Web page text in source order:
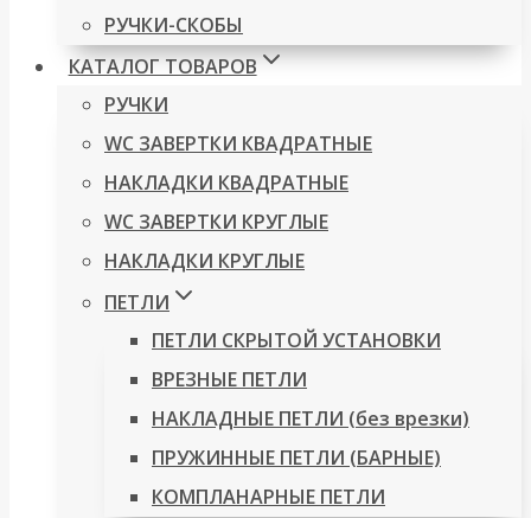
РУЧКИ-СКОБЫ
КАТАЛОГ ТОВАРОВ
РУЧКИ
WC ЗАВЕРТКИ КВАДРАТНЫЕ
НАКЛАДКИ КВАДРАТНЫЕ
WC ЗАВЕРТКИ КРУГЛЫЕ
НАКЛАДКИ КРУГЛЫЕ
ПЕТЛИ
ПЕТЛИ СКРЫТОЙ УСТАНОВКИ
ВРЕЗНЫЕ ПЕТЛИ
НАКЛАДНЫЕ ПЕТЛИ (без врезки)
ПРУЖИННЫЕ ПЕТЛИ (БАРНЫЕ)
КОМПЛАНАРНЫЕ ПЕТЛИ